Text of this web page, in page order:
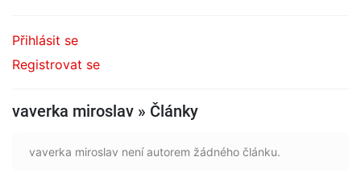
Přihlásit se
Registrovat se
vaverka miroslav » Články
vaverka miroslav není autorem žádného článku.